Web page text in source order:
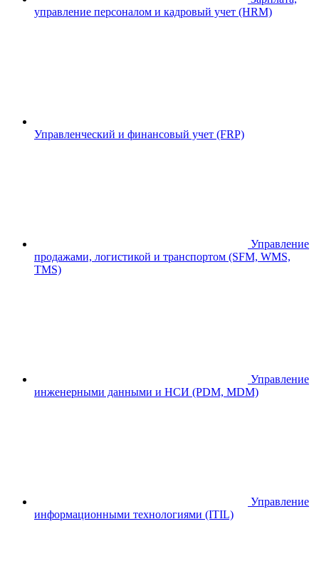
управление персоналом и кадровый учет (HRM)
Управленческий и финансовый учет (FRP)
Управление
продажами, логистикой и транспортом (SFM, WMS,
TMS)
Управление
инженерными данными и НСИ (PDM, MDM)
Управление
информационными технологиями (ITIL)